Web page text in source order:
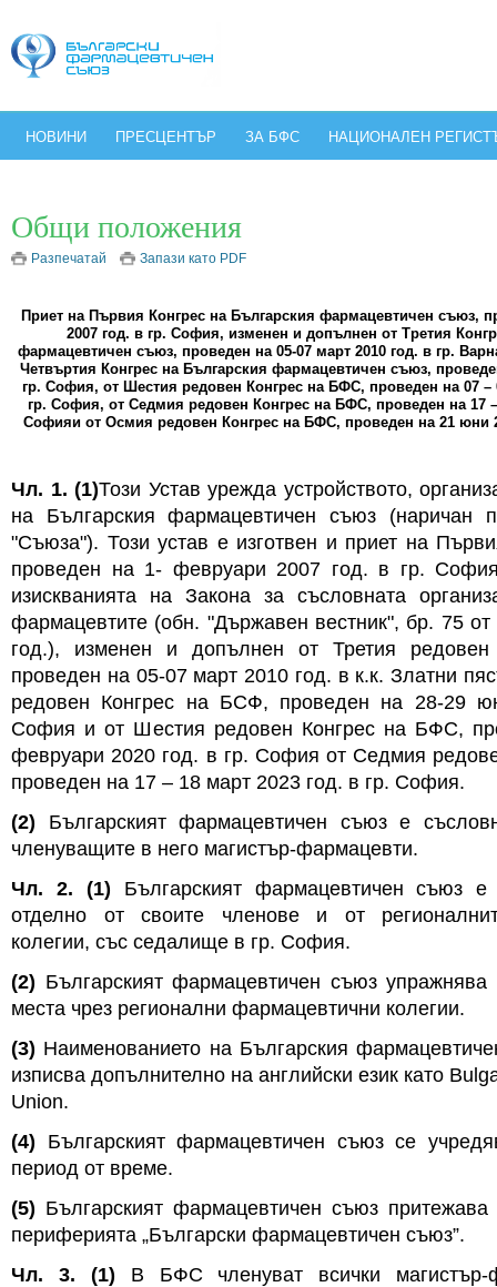
НОВИНИ ПРЕСЦЕНТЪР ЗА БФС НАЦИОНАЛЕН
Общи положения
Разпечатай Запази като PDF
Приет на Първия Конгрес на Българския фармацевтичен съюз,
2007 год. в гр. София, изменен и допълнен от Третия
фармацевтичен съюз, проведен на 05-07 март 2010 год. в гр.
Четвъртия Конгрес на Българския фармацевтичен съюз,
гр. София, от Шестия редовен Конгрес на БФС, проведен на 07 –
гр. София, от Седмия редовен Конгрес на БФС, проведен на 17 –
Софияи от Осмия редовен Конгрес на БФС, проведен на 21 юни
Чл. 1. (1)Този Устав урежда устройството,
на Българския фармацевтичен съюз (наричан
"Съюза"). Този устав е изготвен и приет на
проведен на 1- февруари 2007 год. в гр.
изискванията на Закона за съсловната
фармацевтите (обн. "Държавен вестник", бр. 75
год.), изменен и допълнен от Третия
проведен на 05-07 март 2010 год. в к.к. Златни
редовен Конгрес на БСФ, проведен на 28-29
София и от Шестия редовен Конгрес на БФС,
февруари 2020 год. в гр. София от Седмия
проведен на 17 – 18 март 2023 год. в гр. София.
(2) Българският фармацевтичен съюз е
членуващите в него магистър-фармацевти.
Чл. 2. (1) Българският фармацевтичен съюз
отделно от своите членове и от
колегии, със седалище в гр. София.
(2) Българският фармацевтичен съюз упражнява
места чрез регионални фармацевтични колегии.
(3) Наименованието на Българския
изписва допълнително на английски език като
Union.
(4) Българският фармацевтичен съюз се
период от време.
(5) Българският фармацевтичен съюз
периферията „Български фармацевтичен съюз”.
Чл. 3. (1) В БФС членуват всички магистър-